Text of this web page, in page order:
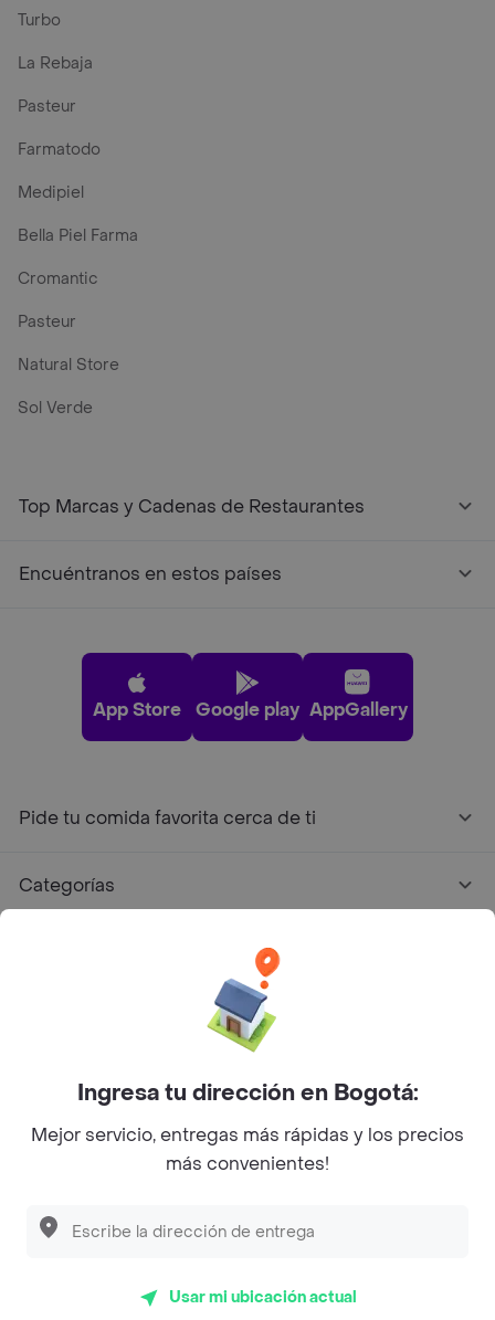
Turbo
La Rebaja
Pasteur
Farmatodo
Medipiel
Bella Piel Farma
Cromantic
Pasteur
Natural Store
Sol Verde
Top Marcas y Cadenas de Restaurantes
Encuéntranos en estos países
App Store Google play AppGallery
Pide tu comida favorita cerca de ti
Categorías
Facebook
Twitter
Instagram
©2026Rappi Inc. All rights reserved.
Ingresa tu dirección en Bogotá:
Mejor servicio, entregas más rápidas y los precios
más convenientes!
Usar mi ubicación actual